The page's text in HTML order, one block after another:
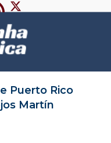
Puerto Rico
Martín